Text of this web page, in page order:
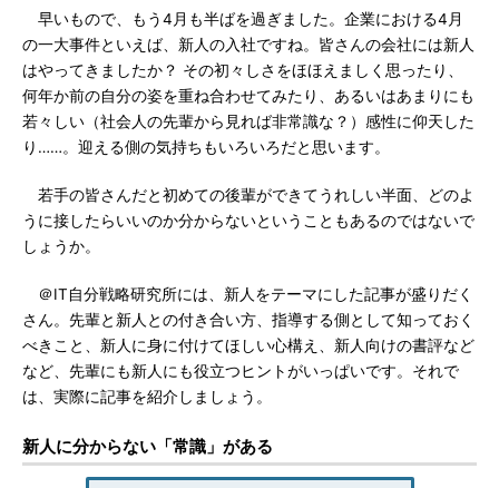
早いもので、もう4月も半ばを過ぎました。企業における4月
の一大事件といえば、新人の入社ですね。皆さんの会社には新人
はやってきましたか？ その初々しさをほほえましく思ったり、
何年か前の自分の姿を重ね合わせてみたり、あるいはあまりにも
若々しい（社会人の先輩から見れば非常識な？）感性に仰天した
り……。迎える側の気持ちもいろいろだと思います。
若手の皆さんだと初めての後輩ができてうれしい半面、どのよ
うに接したらいいのか分からないということもあるのではないで
しょうか。
＠IT自分戦略研究所には、新人をテーマにした記事が盛りだく
さん。先輩と新人との付き合い方、指導する側として知っておく
べきこと、新人に身に付けてほしい心構え、新人向けの書評など
など、先輩にも新人にも役立つヒントがいっぱいです。それで
は、実際に記事を紹介しましょう。
新人に分からない「常識」がある